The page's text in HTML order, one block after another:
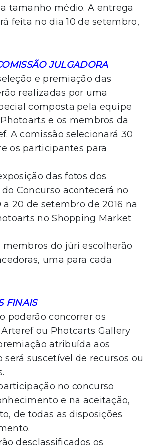
tamanho médio. A entrega
feita no dia 10 de setembro,
JULGADORA
e premiação das
realizadas por uma
composta pela equipe
e os membros da
A comissão selecionará 30
os participantes para
das fotos dos
Concurso acontecerá no
a 20 de setembro de 2016 na
no Shopping Market
membros do júri escolherão
uma para cada
FINAIS
poderão concorrer os
ou Photoarts Gallery
atribuída aos
será suscetível de recursos ou
no concurso
e na aceitação,
de todas as disposições
desclassificados os